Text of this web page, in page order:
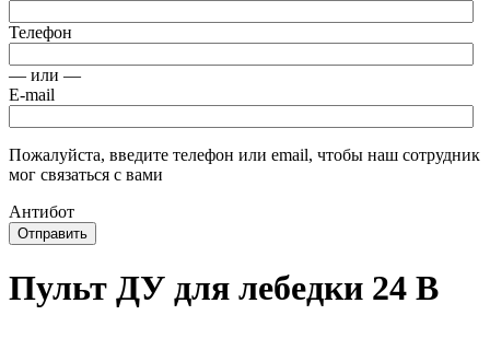
Телефон
— или —
E-mail
Пожалуйста, введите телефон или email, чтобы наш сотрудник
мог связаться с вами
Антибот
Отправить
Пульт ДУ для лебедки 24 В